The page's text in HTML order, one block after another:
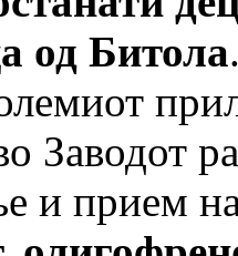
од Битола
Заводот
и прием